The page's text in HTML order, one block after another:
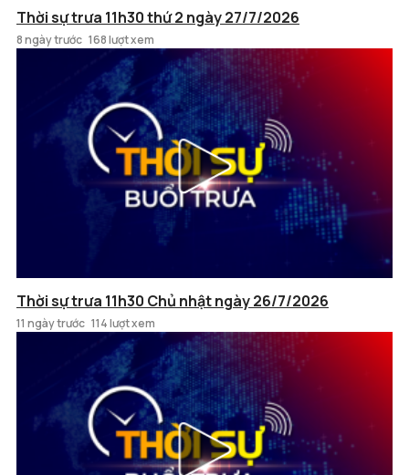
Thời sự trưa 11h30 thứ 2 ngày 27/7/2026
8 ngày trước 168 lượt xem
Thời sự trưa 11h30 Chủ nhật ngày 26/7/2026
11 ngày trước 114 lượt xem